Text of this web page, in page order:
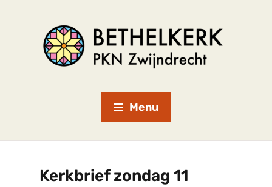
Menu
Kerkbrief zondag 11